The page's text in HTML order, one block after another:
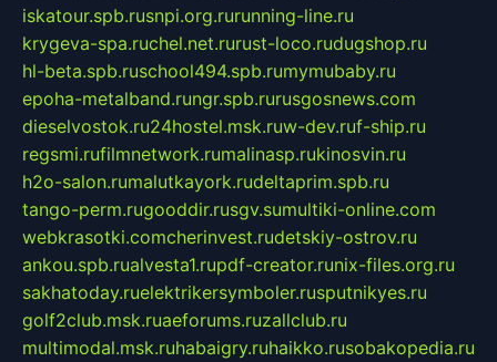
iskatour.spb.rusnpi.org.rurunning-line.ru
krygeva-spa.ruchel.net.rurust-loco.rudugshop.ru
hl-beta.spb.ruschool494.spb.rumymubaby.ru
epoha-metalband.rungr.spb.rurusgosnews.com
dieselvostok.ru24hostel.msk.ruw-dev.ruf-ship.ru
regsmi.rufilmnetwork.rumalinasp.rukinosvin.ru
h2o-salon.rumalutkayork.rudeltaprim.spb.ru
tango-perm.rugooddir.rusgv.sumultiki-online.com
webkrasotki.comcherinvest.rudetskiy-ostrov.ru
ankou.spb.rualvesta1.rupdf-creator.runix-files.org.ru
sakhatoday.ruelektrikersymboler.rusputnikyes.ru
golf2club.msk.ruaeforums.ruzallclub.ru
multimodal.msk.ruhabaigry.ruhaikko.rusobakopedia.ru